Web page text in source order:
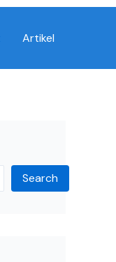
Artikel
Search